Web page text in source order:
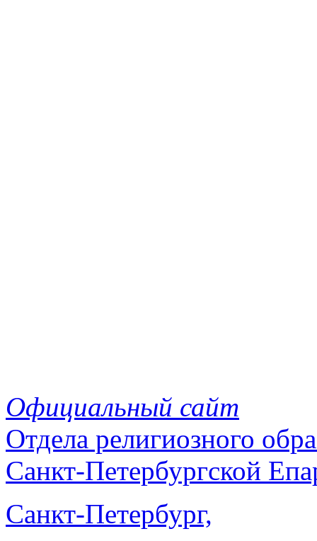
Официальный сайт
Отдела религиозного
Санкт-Петербургской
Санкт-Петербург,